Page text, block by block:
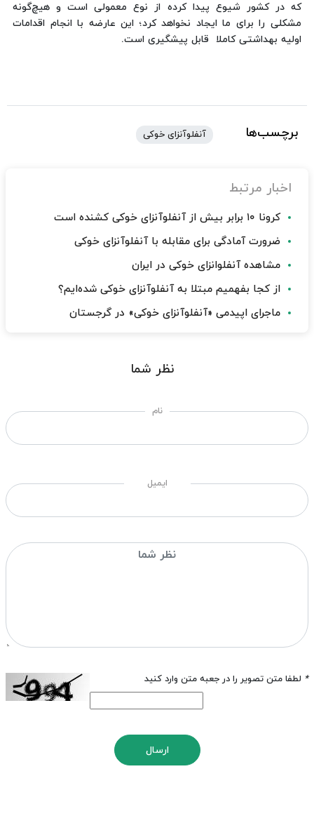
که در کشور شیوع پیدا کرده از نوع معمولی است و هیچ‌گونه
مشکلی را برای ما ایجاد نخواهد کرد؛ این عارضه با انجام اقدامات
اولیه بهداشتی کاملا قابل پیشگیری است.
برچسب‌ها آنفلوآنزای خوکی
اخبار مرتبط
کرونا ۱۰ برابر بیش از آنفلوآنزای خوکی کشنده است
ضرورت آمادگی برای مقابله با آنفلوآنزای خوکی
مشاهده آنفلوانزای خوکی در ایران
از کجا بفهمیم مبتلا به آنفلوآنزای خوکی شده‌ایم؟
ماجرای اپیدمی «آنفلوآنزای خوکی» در گرجستان
نظر شما
نام
ایمیل
* لطفا متن تصویر را در جعبه متن وارد کنید
ارسال